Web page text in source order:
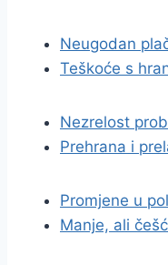
Neugodan
Teškoće s
Nezrelost
Prehrana i
Promjene u
Manje, ali